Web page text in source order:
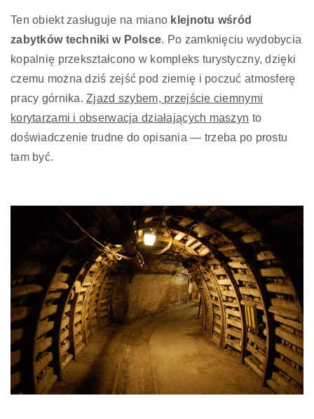
Ten obiekt zasługuje na miano klejnotu wśród
zabytków techniki w Polsce. Po zamknięciu wydobycia
kopalnię przekształcono w kompleks turystyczny, dzięki
czemu można dziś zejść pod ziemię i poczuć atmosferę
pracy górnika.Zjazd szybem, przejście ciemnymi
korytarzami i obserwacja działających maszyn to
doświadczenie trudne do opisania — trzeba po prostu
tam być.